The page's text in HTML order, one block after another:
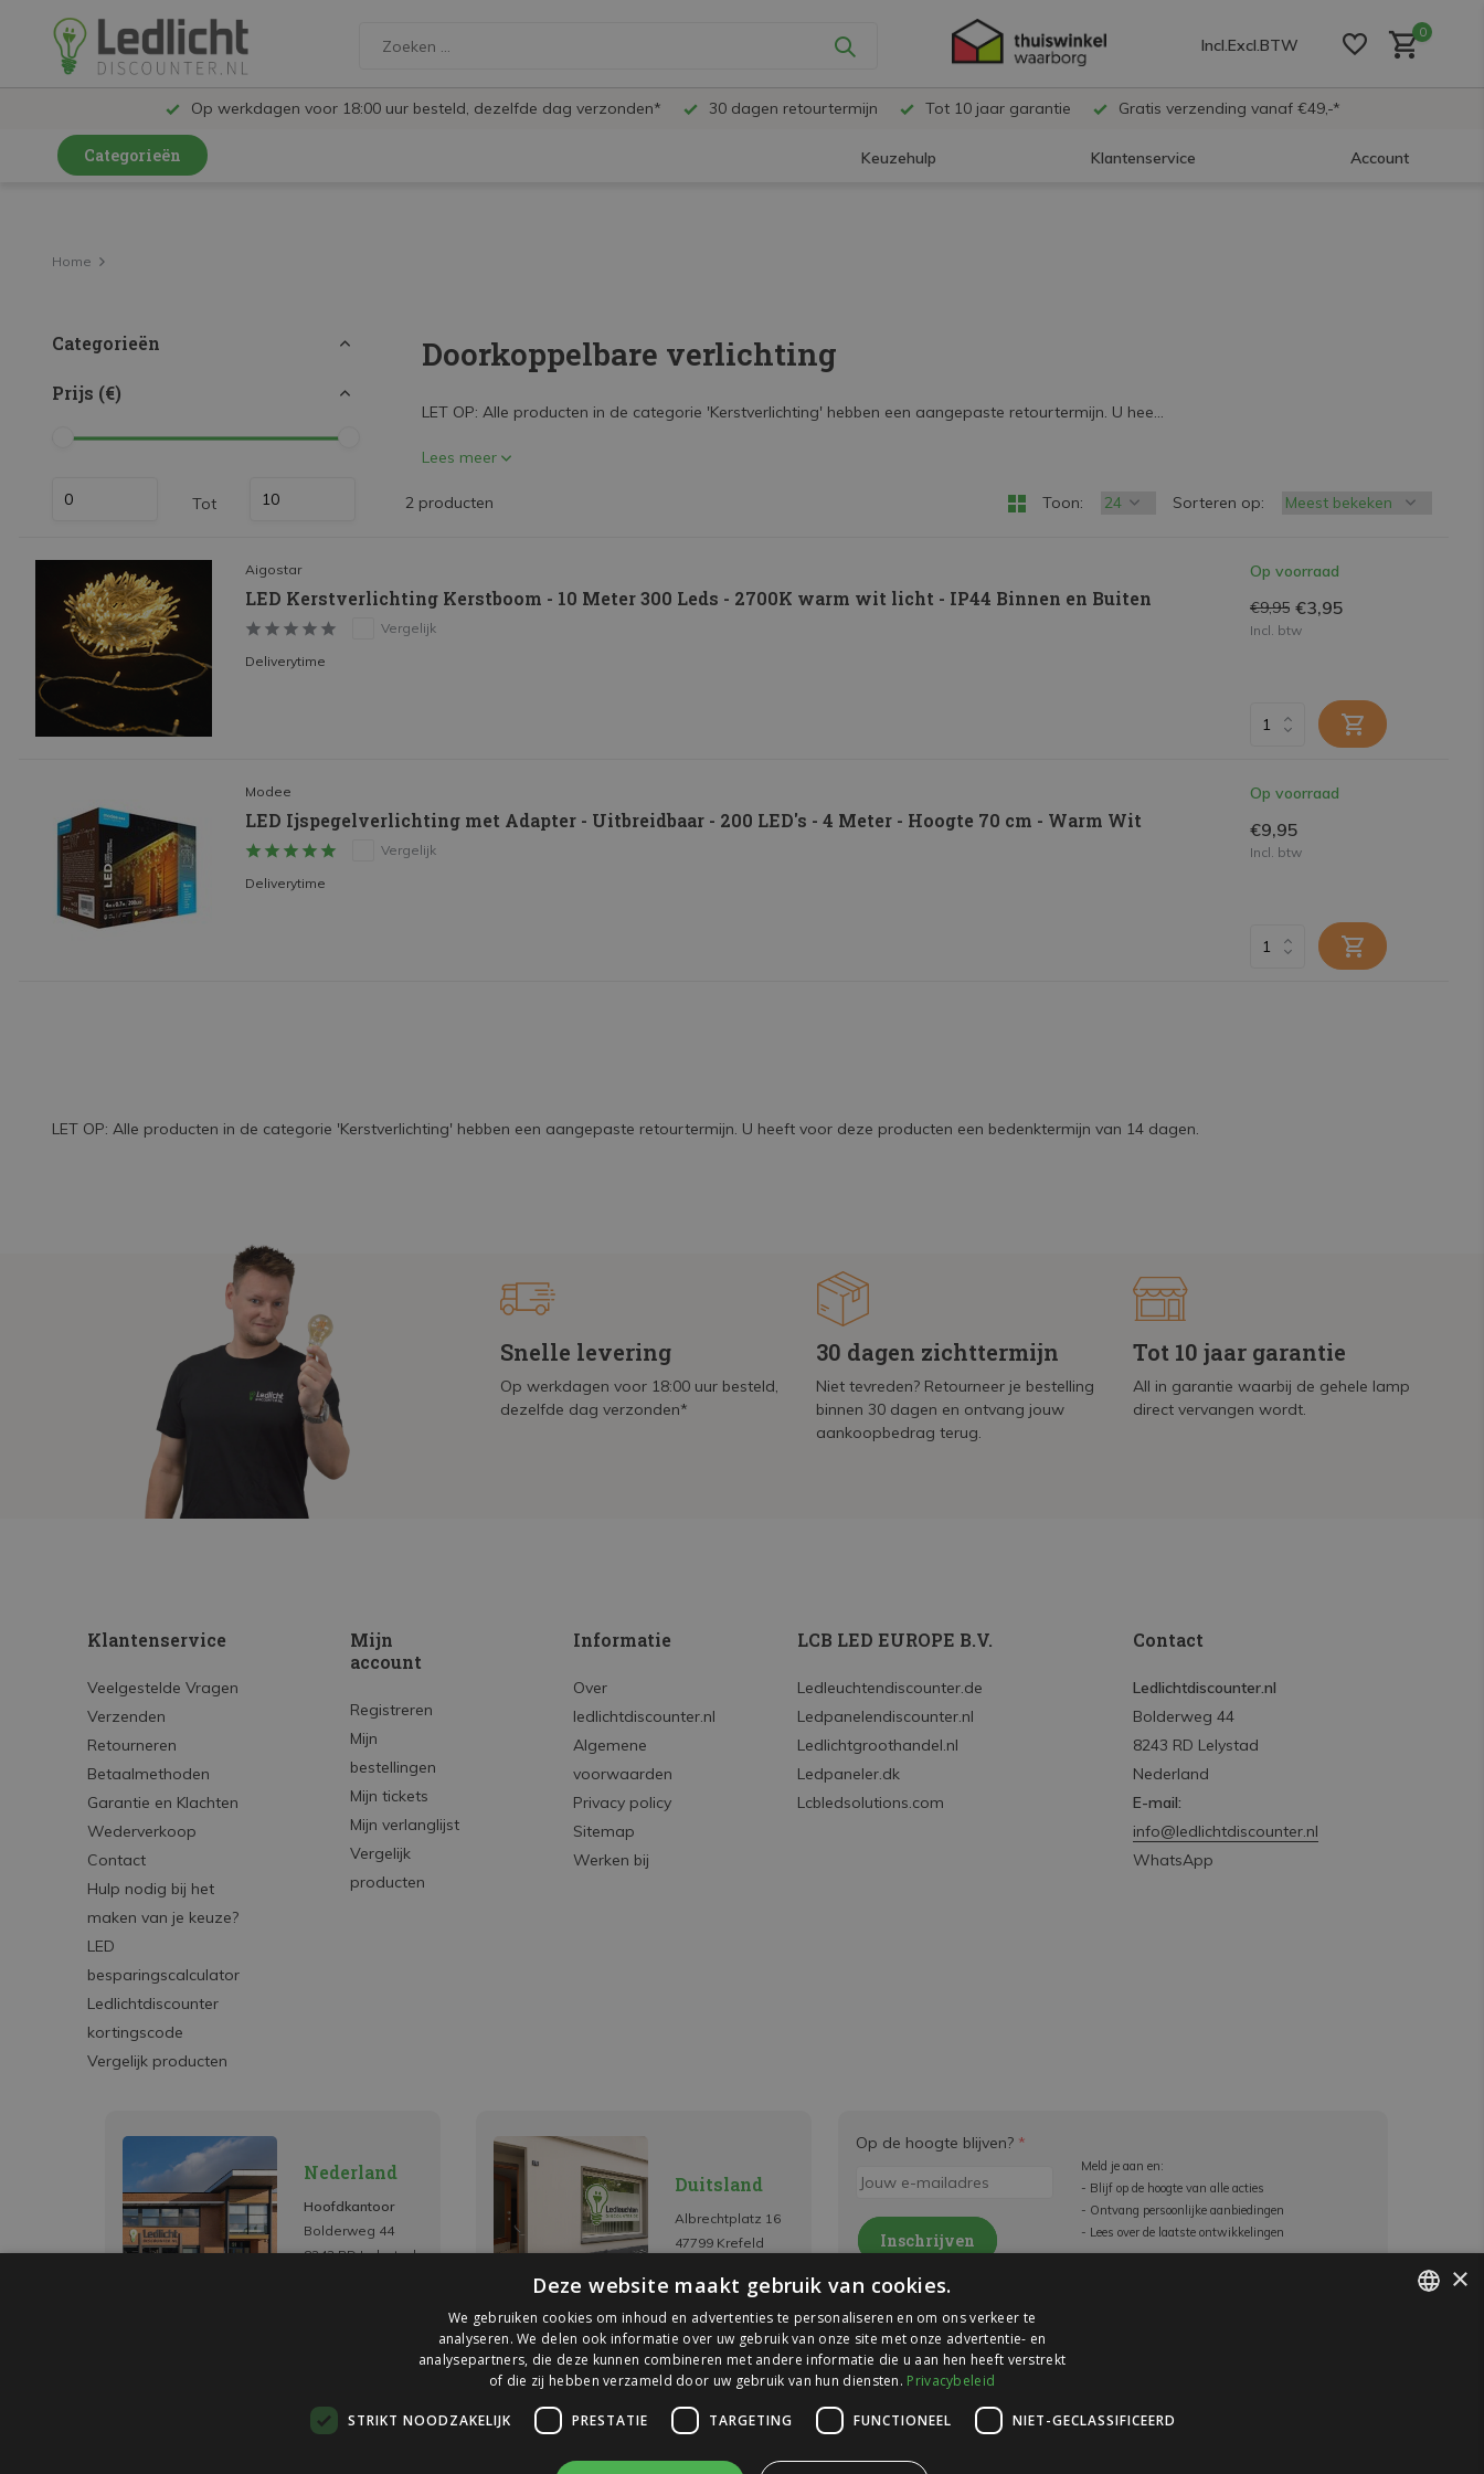
Incl.Excl.BTW
0
Op werkdagen voor 18:00 uur besteld, dezelfde dag verzonden* 30 dagen retourtermijn Tot 10 jaar garantie Gratis verzending vanaf €49,-*
Categorieën Keuzehulp Klantenservice Account
LED TL
LED Plafondlampen en Wandlampen
LED Buitenverlichting
LED Noodverlichting
Installatiemateriaal
Home
Categorieën
Prijs (€)
Tot
Doorkoppelbare verlichting
LET OP: Alle producten in de categorie 'Kerstverlichting' hebben een aangepaste retourtermijn. U hee...
Lees meer
2 producten Toon: Sorteren op:
Aigostar
LED Kerstverlichting Kerstboom - 10 Meter 300 Leds - 2700K warm wit licht - IP44 Binnen en Buiten
Vergelijk
Deliverytime
Op voorraad
€9,95 €3,95
Incl. btw
Modee
LED Ijspegelverlichting met Adapter - Uitbreidbaar - 200 LED's - 4 Meter - Hoogte 70 cm - Warm Wit
Vergelijk
Deliverytime
Op voorraad
€9,95
Incl. btw
LET OP: Alle producten in de categorie 'Kerstverlichting' hebben een aangepaste retourtermijn. U heeft voor deze producten een bedenktermijn van 14 dagen.
Snelle levering
Op werkdagen voor 18:00 uur besteld,
dezelfde dag verzonden*
30 dagen zichttermijn
Niet tevreden? Retourneer je bestelling
binnen 30 dagen en ontvang jouw
aankoopbedrag terug.
Tot 10 jaar garantie
All in garantie waarbij de gehele lamp
direct vervangen wordt.
Klantenservice
Veelgestelde Vragen
Verzenden
Retourneren
Betaalmethoden
Garantie en Klachten
Wederverkoop
Contact
Hulp nodig bij het
maken van je keuze?
LED
besparingscalculator
Ledlichtdiscounter
kortingscode
Vergelijk producten
Mijn
account
Registreren
Mijn
bestellingen
Mijn tickets
Mijn verlanglijst
Vergelijk
producten
Informatie
Over
ledlichtdiscounter.nl
Algemene
voorwaarden
Privacy policy
Sitemap
Werken bij
LCB LED EUROPE B.V.
Ledleuchtendiscounter.de
Ledpanelendiscounter.nl
Ledlichtgroothandel.nl
Ledpaneler.dk
Lcbledsolutions.com
Contact
Ledlichtdiscounter.nl
Bolderweg 44
8243 RD Lelystad
Nederland
E-mail:
info@ledlichtdiscounter.nl
WhatsApp
Nederland
Hoofdkantoor
Bolderweg 44
8243 RD Lelystad
Duitsland
Albrechtplatz 16
47799 Krefeld
Op de hoogte blijven? *
Inschrijven
* Lees hier de wettelijke beperkingen
Meld je aan en:
- Blijf op de hoogte van alle acties
- Ontvang persoonlijke aanbiedingen
- Lees over de laatste ontwikkelingen
×
Deze website maakt gebruik van cookies.
We gebruiken cookies om inhoud en advertenties te personaliseren en om ons verkeer te
analyseren. We delen ook informatie over uw gebruik van onze site met onze advertentie- en
analysepartners, die deze kunnen combineren met andere informatie die u aan hen heeft verstrekt
of die zij hebben verzameld door uw gebruik van hun diensten. Privacybeleid
STRIKT NOODZAKELIJK PRESTATIE TARGETING FUNCTIONEEL NIET-GECLASSIFICEERD